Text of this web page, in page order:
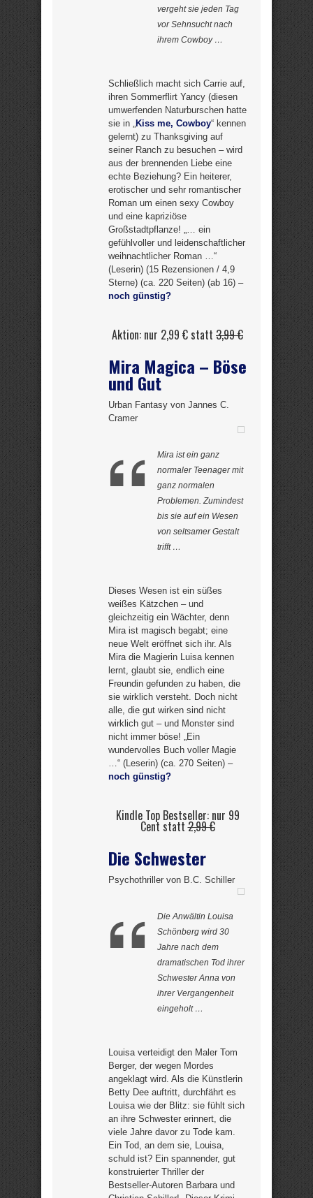
vergeht sie jeden Tag
vor Sehnsucht nach
ihrem Cowboy …
Schließlich macht sich Carrie auf,
ihren Sommerflirt Yancy (diesen
umwerfenden Naturburschen hatte
sie in „
Kiss me, Cowboy“ kennen
gelernt) zu Thanksgiving auf
seiner Ranch zu besuchen – wird
aus der brennenden Liebe eine
echte Beziehung? Ein heiterer,
erotischer und sehr romantischer
Roman um einen sexy Cowboy
und eine kapriziöse
Großstadtpflanze! „… ein
gefühlvoller und leidenschaftlicher
weihnachtlicher Roman …“
(Leserin) (15 Rezensionen / 4,9
Sterne) (ca. 220 Seiten) (ab 16) –
noch günstig?
Aktion: nur 2,99 € statt 3,99 €
Mira Magica – Böse
und Gut
Urban Fantasy von Jannes C.
Cramer
Mira ist ein ganz
normaler Teenager mit
ganz normalen
Problemen. Zumindest
bis sie auf ein Wesen
von seltsamer Gestalt
trifft …
Dieses Wesen ist ein süßes
weißes Kätzchen – und
gleichzeitig ein Wächter, denn
Mira ist magisch begabt; eine
neue Welt eröffnet sich ihr. Als
Mira die Magierin Luisa kennen
lernt, glaubt sie, endlich eine
Freundin gefunden zu haben, die
sie wirklich versteht. Doch nicht
alle, die gut wirken sind nicht
wirklich gut – und Monster sind
nicht immer böse! „Ein
wundervolles Buch voller Magie
…“ (Leserin) (ca. 270 Seiten) –
noch günstig?
Kindle Top Bestseller: nur 99
Cent statt2,99 €
Die Schwester
Psychothriller von B.C. Schiller
Die Anwältin Louisa
Schönberg wird 30
Jahre nach dem
dramatischen Tod ihrer
Schwester Anna von
ihrer Vergangenheit
eingeholt …
Louisa verteidigt den Maler Tom
Berger, der wegen Mordes
angeklagt wird. Als die Künstlerin
Betty Dee auftritt, durchfährt es
Louisa wie der Blitz: sie fühlt sich
an ihre Schwester erinnert, die
viele Jahre davor zu Tode kam.
Ein Tod, an dem sie, Louisa,
schuld ist? Ein spannender, gut
konstruierter Thriller der
Bestseller-Autoren Barbara und